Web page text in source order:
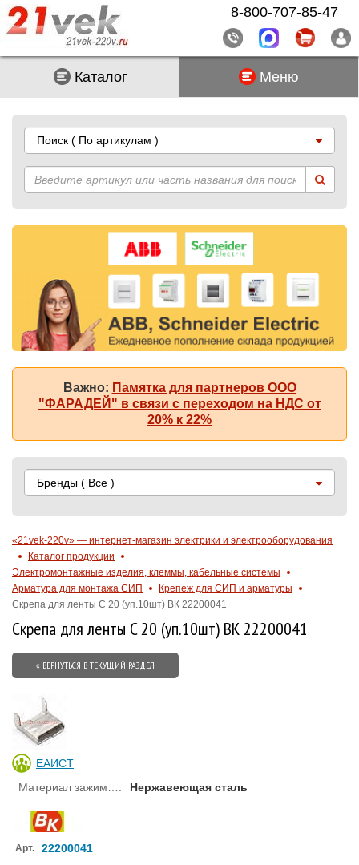
Каталог Меню
Поиск ( По артикулам )
Важно: Памятка для партнеров ООО
"ФАРАДЕЙ" в связи с переходом на НДС от
20% к 22%
Бренды ( Все )
«21vek-220v» — интернет-магазин электрики и электрооборудования
Каталог продукции
Электромонтажные изделия, клеммы, кабельные системы
Арматура для монтажа СИП
Крепеж для СИП и арматуры
Скрепа для ленты C 20 (уп.10шт) ВК 22200041
Скрепа для ленты C 20 (уп.10шт) ВК 22200041
« ВЕРНУТЬСЯ В ТЕКУЩИЙ РАЗДЕЛ
ЕАИСТ
: Нержавеющая сталь
Арт. 22200041
8-800-707-85-47